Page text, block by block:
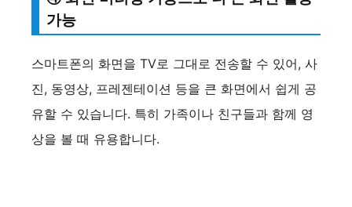
가능
스마트폰의 화면을 TV로 그대로 전송할 수 있어, 사
진, 동영상, 프레젠테이션 등을 큰 화면에서 쉽게 공
유할 수 있습니다. 특히 가족이나 친구들과 함께 영
상을 볼 때 유용합니다.